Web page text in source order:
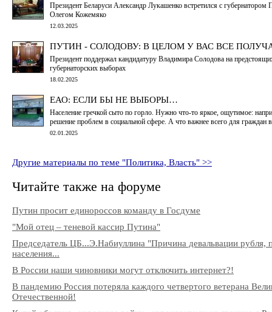
Президент Беларуси Александр Лукашенко встретился с губернатором
Олегом Кожемяко
12.03.2025
ПУТИН - СОЛОДОВУ: В ЦЕЛОМ У ВАС ВСЕ
Президент поддержал кандидатуру Владимира Солодова на
губернаторских выборах
18.02.2025
ЕАО: ЕСЛИ БЫ НЕ ВЫБОРЫ…
Население гречкой сыто по горло. Нужно что-то яркое, ощутимое:
решение проблем в социальной сфере. А что важнее всего для граждан
02.01.2025
Другие материалы по теме "Политика, Власть" >>
Читайте также на форуме
Путин просит единороссов команду в Госдуме
"Мой отец – теневой кассир Путина"
Председатель ЦБ...Э.Набиуллина "Причина девальвации рубля,
населения...
В России наши чиновники могут отключить интернет?!
В пандемию Россия потеряла каждого четвертого ветерана
Отечественной!